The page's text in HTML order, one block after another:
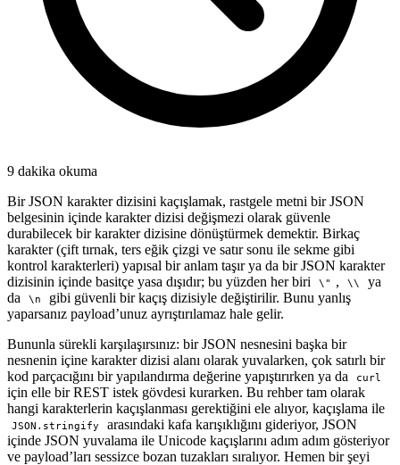
9 dakika okuma
Bir JSON karakter dizisini kaçışlamak, rastgele metni bir JSON
belgesinin içinde karakter dizisi değişmezi olarak güvenle
durabilecek bir karakter dizisine dönüştürmek demektir. Birkaç
karakter (çift tırnak, ters eğik çizgi ve satır sonu ile sekme gibi
kontrol karakterleri) yapısal bir anlam taşır ya da bir JSON karakter
dizisinin içinde basitçe yasa dışıdır; bu yüzden her biri
\" , \\
ya
da
\n
gibi güvenli bir kaçış dizisiyle değiştirilir. Bunu yanlış
yaparsanız payload’unuz ayrıştırılamaz hale gelir.
Bununla sürekli karşılaşırsınız: bir JSON nesnesini başka bir
nesnenin içine karakter dizisi alanı olarak yuvalarken, çok satırlı bir
kod parçacığını bir yapılandırma değerine yapıştırırken ya da
curl
için elle bir REST istek gövdesi kurarken. Bu rehber tam olarak
hangi karakterlerin kaçışlanması gerektiğini ele alıyor, kaçışlama ile
JSON.stringify
arasındaki kafa karışıklığını gideriyor, JSON
içinde JSON yuvalama ile Unicode kaçışlarını adım adım gösteriyor
ve payload’ları sessizce bozan tuzakları sıralıyor. Hemen bir şeyi